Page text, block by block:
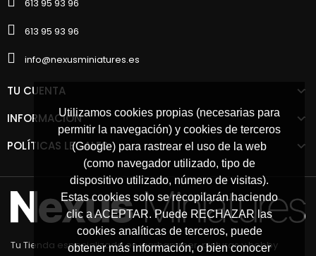
Utilizamos cookies propias (necesarias para
permitir la navegación) y cookies de terceros
(Google) para rastrear el uso de la web
(como navegador utilizado, tipo de
dispositivo utilizado, número de visitas).
Estas cookies solo se recopilarán haciendo
clic a ACEPTAR. Puede RECHAZAR las
cookies analíticas de terceros, puede
obtener más información, o bien conocer
613 95 93 96
613 95 93 96
info@nexusminiatures.es
TU CUENTA
INFORMACIÓN
POLÍTICAS LEGALES
Tu Tienda especializada en warhammer, pinturas y hobby